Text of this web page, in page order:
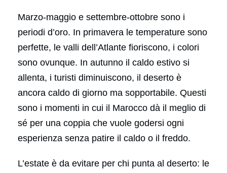
Marzo-maggio e settembre-ottobre sono i
periodi d’oro. In primavera le temperature sono
perfette, le valli dell’Atlante fioriscono, i colori
sono ovunque. In autunno il caldo estivo si
allenta, i turisti diminuiscono, il deserto è
ancora caldo di giorno ma sopportabile. Questi
sono i momenti in cui il Marocco dà il meglio di
sé per una coppia che vuole godersi ogni
esperienza senza patire il caldo o il freddo.
L’estate è da evitare per chi punta al deserto: le